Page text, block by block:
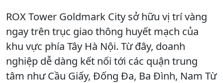
ROX Tower Goldmark City sở hữu vị trí vàng
ngay trên trục giao thông huyết mạch của
khu vực phía Tây Hà Nội. Từ đây, doanh
nghiệp dễ dàng kết nối tới các quận trung
tâm như Cầu Giấy, Đống Đa, Ba Đình, Nam Từ